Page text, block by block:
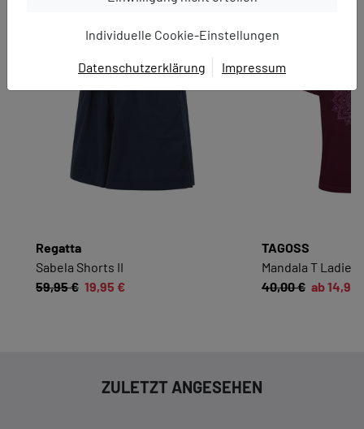
Individuelle Cookie-Einstellungen
Datenschutzerklärung Impressum
EINWILLIGUNG ZUR
DATENVERARBEITUNG
Hier finden Sie eine Übersicht über alle verwendeten
Cookies. Sie können Ihre Zustimmung zu ganzen
Kategorien geben oder sich weitere Informationen
Alle akzeptieren
Funktionen und sind für die einwandfreie
Regatta
Sabela Shorts II
59,95 € 19,95 €
TAGOSS
Mandala T Ladies
40,00 € ab 14,95
ZULETZT ANGESEHEN